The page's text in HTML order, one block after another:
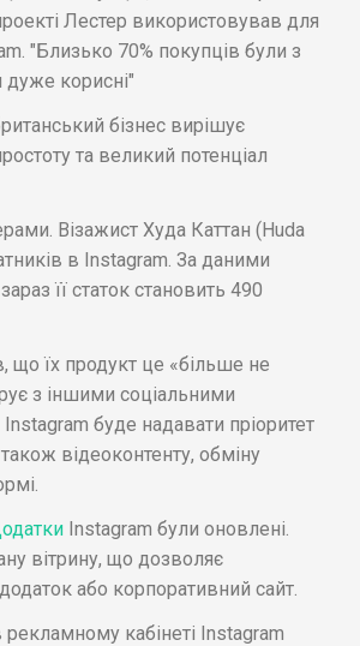
Лестер використовував для
"Близько 70% покупців були з
дуже корисні"
бізнес вирішує
та великий потенціал
Візажист Худа Каттан (Huda
в Instagram. За даними
її статок становить 490
що їх продукт це «більше не
з іншими соціальними
буде надавати пріоритет
відеоконтенту, обміну
Instagram були оновлені.
вітрину, що дозволяє
або корпоративний сайт.
кабінеті Instagram